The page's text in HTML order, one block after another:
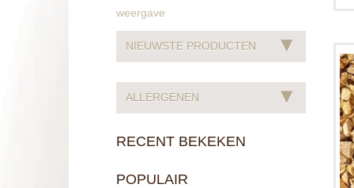
weergave
NIEUWSTE PRODUCTEN ▾
ALLERGENEN ▾
RECENT BEKEKEN
POPULAIR